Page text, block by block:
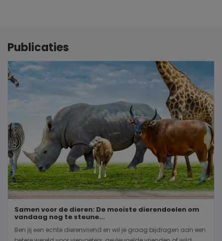
Publicaties
Samen voor de dieren: De mooiste dierendoelen om
vandaag nog te steune...
Ben jij een echte dierenvriend en wil je graag bijdragen aan een